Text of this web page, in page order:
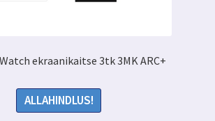
ekraanikaitse 3tk 3MK ARC+
ALLAHINDLUS!